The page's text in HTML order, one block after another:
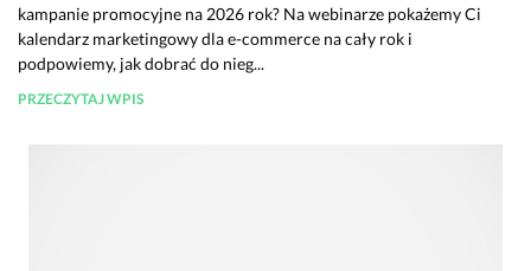
kampanie promocyjne na 2026 rok? Na webinarze pokażemy Ci
kalendarz marketingowy dla e-commerce na cały rok i
podpowiemy, jak dobrać do nieg...
PRZECZYTAJ WPIS